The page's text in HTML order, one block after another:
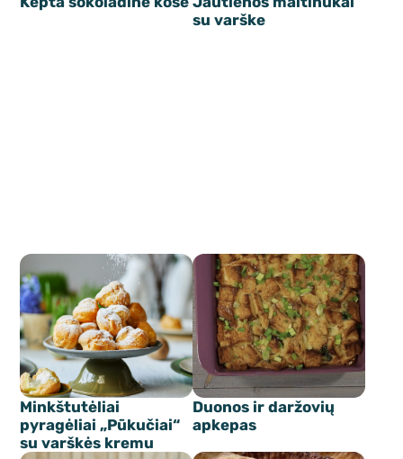
su varške
Minkštutėliai
pyragėliai „Pūkučiai“
su varškės kremu
Duonos ir daržovių
apkepas